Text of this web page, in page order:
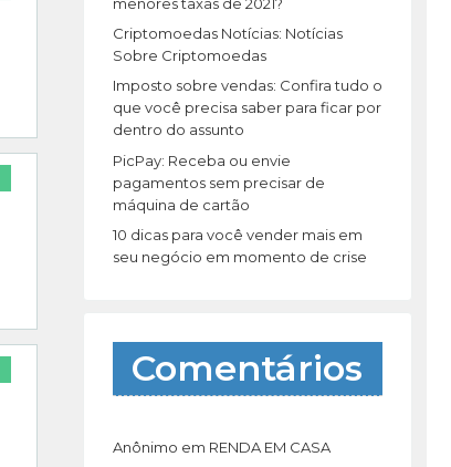
:
Criptomoedas Notícias: Notícias
Sobre Criptomoedas
Imposto sobre vendas: Confira tudo o
que você precisa saber para ficar por
dentro do assunto
PicPay: Receba ou envie
pagamentos sem precisar de
máquina de cartão
10 dicas para você vender mais em
seu negócio em momento de crise
Comentários
Anônimo em RENDA EM CASA